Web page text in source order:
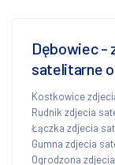
Dębowiec -
satelitarne
Kostkowice
Rudnik zdjecia
Łączka zdjecia
Gumna zdjecia
Ogrodzona